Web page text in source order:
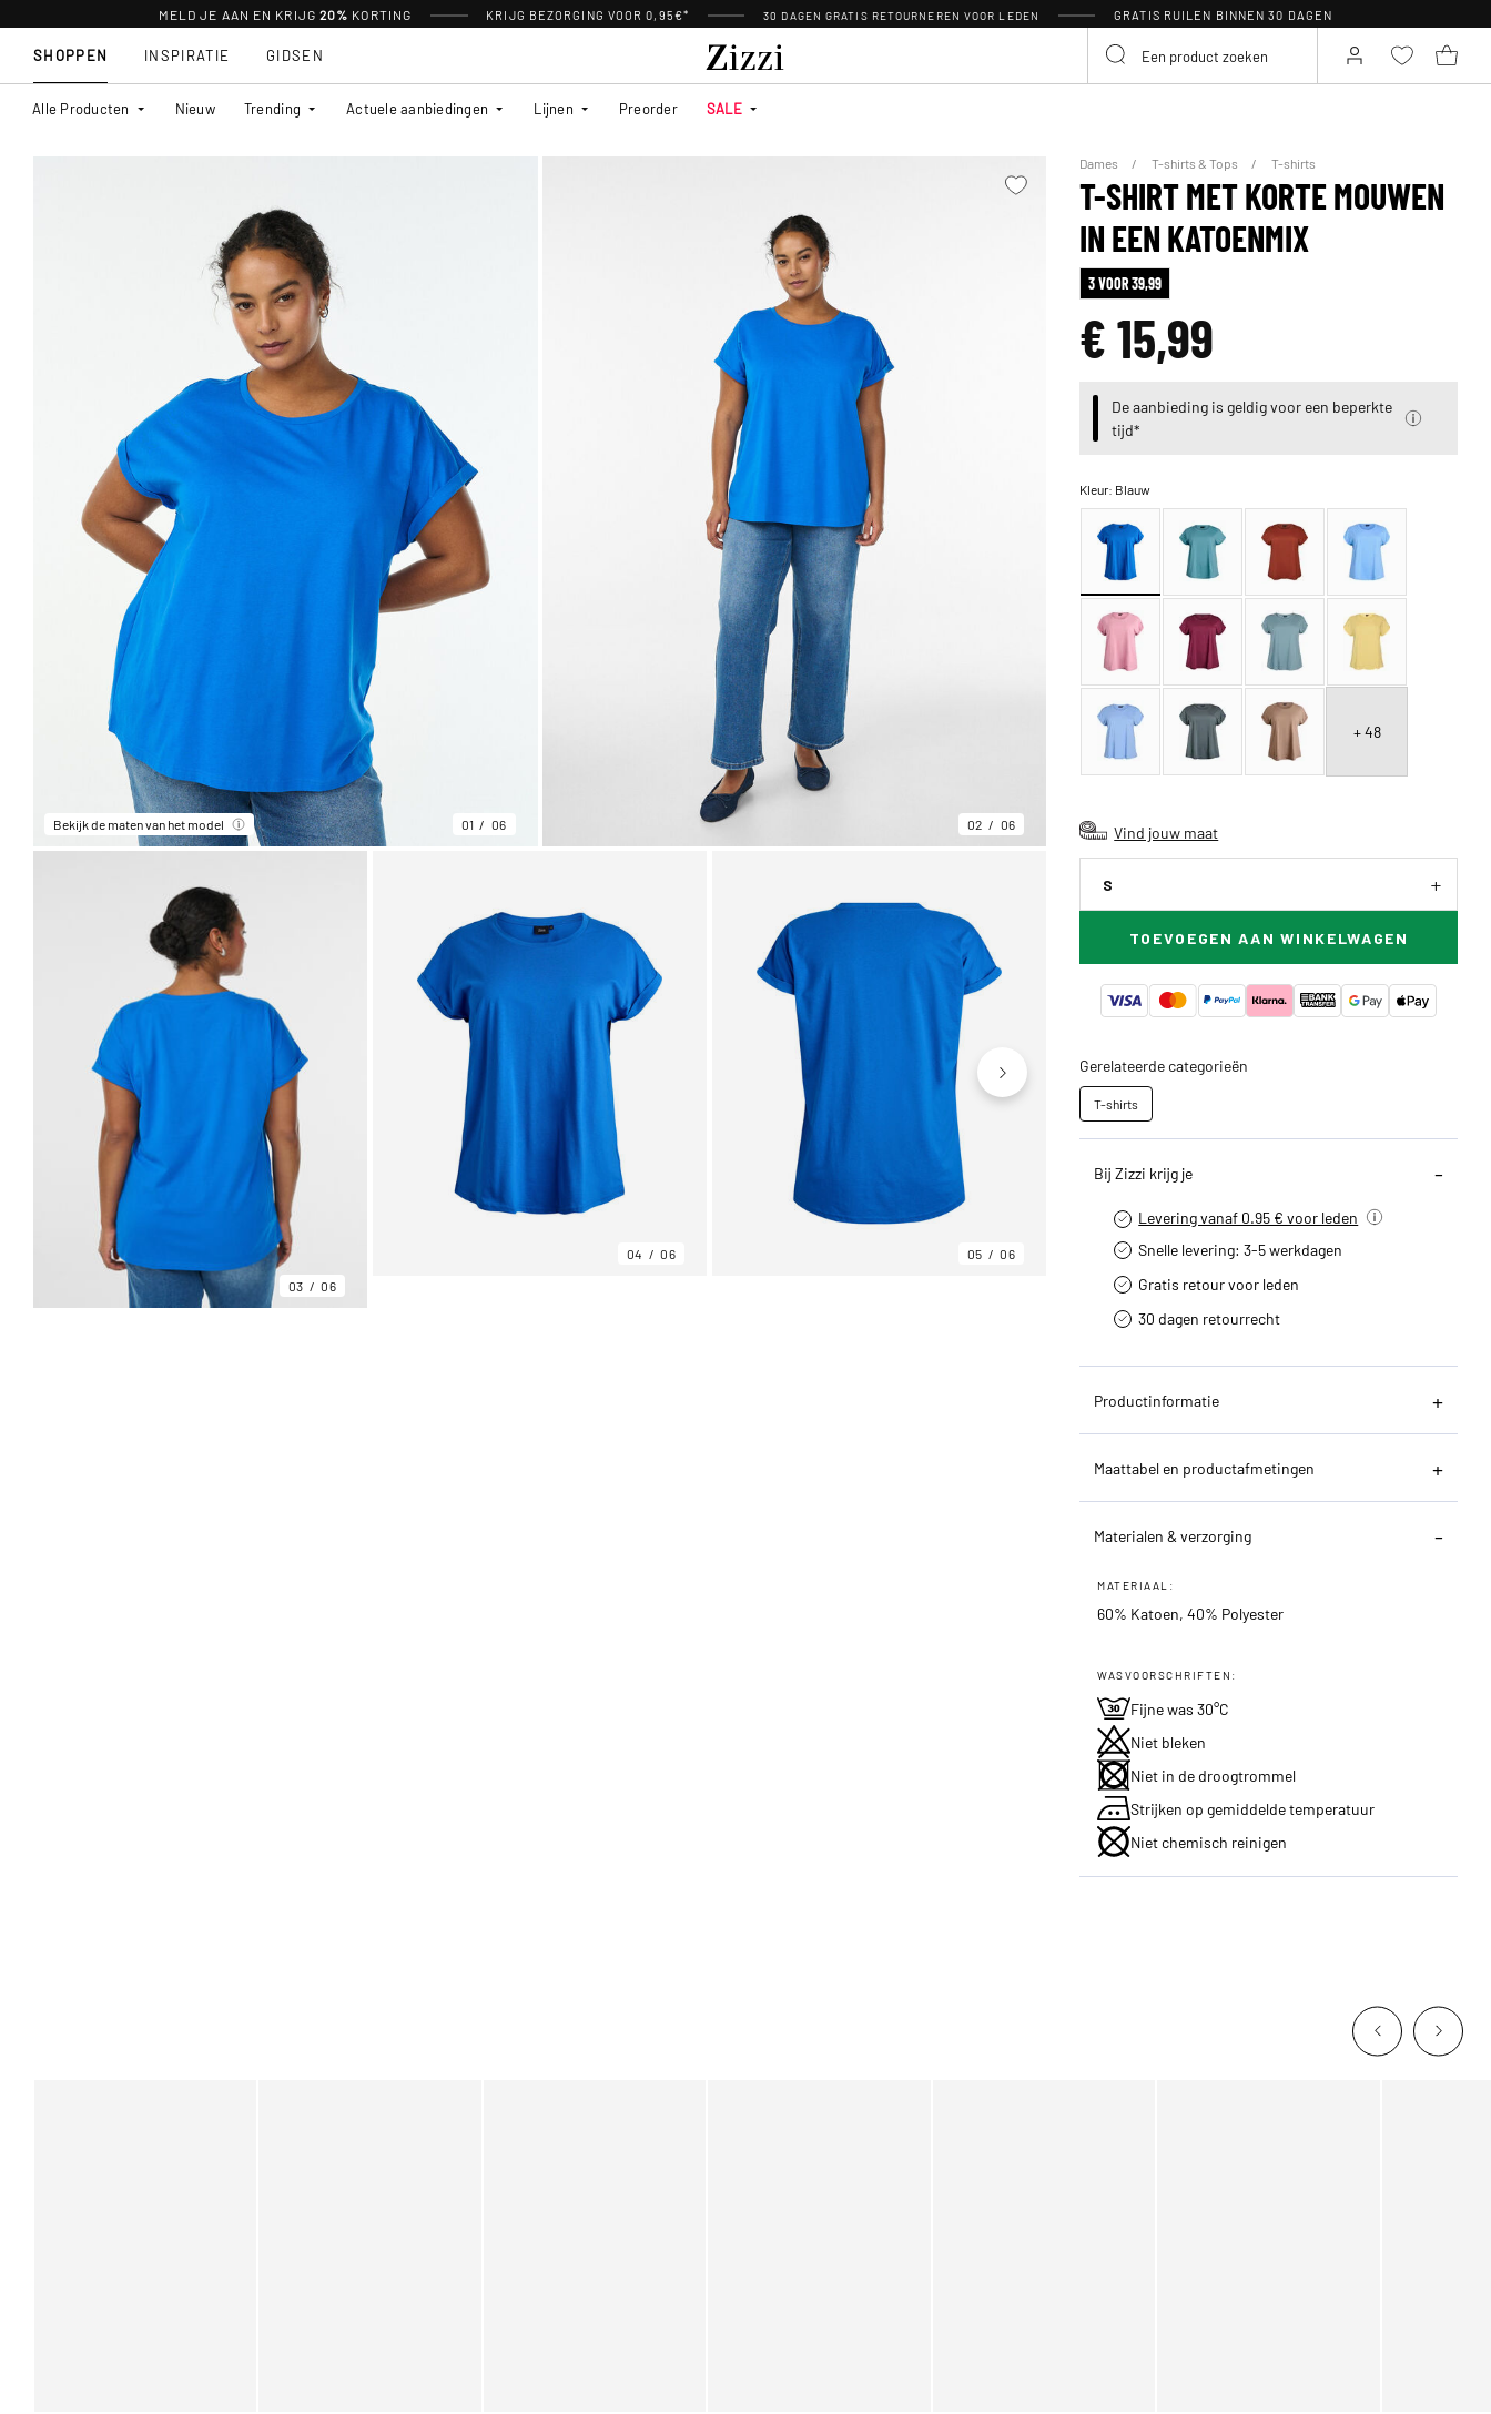
MELD JE AAN EN KRIJG 20% KORTING KRIJG BEZORGING VOOR 0,95€* 30 DAGEN GRATIS RETOURNEREN VOOR LEDEN GRATIS RUILEN BINNEN 30 DAGEN
SHOPPEN
Alle Producten Nieuw Trending Actuele aanbiedingen Lijnen Preorder SALE
INSPIRATIE GIDSEN
Bekijk de maten van het model 01 06 02 06
03 06
04 06 05 06 06 06
Dames T-shirts & Tops T-shirts
T-SHIRT MET KORTE MOUWEN
IN EEN KATOENMIX
3 VOOR 39,99
€ 15,99
De aanbieding is geldig voor een beperkte
tijd*
Kleur: Blauw
+ 48
Vind jouw maat
S
TOEVOEGEN AAN WINKELWAGEN
Gerelateerde categorieën
T-shirts
Bij Zizzi krijg je
Levering vanaf 0.95 € voor leden
Snelle levering: 3-5 werkdagen
Gratis retour voor leden
30 dagen retourrecht­
Productinformatie
Maattabel en productafmetingen
Materialen & verzorging
MATERIAAL:
60% Katoen, 40% Polyester
WASVOORSCHRIFTEN:
Fijne was 30°C
Niet bleken
Niet in de droogtrommel
Strijken op gemiddelde temperatuur
Niet chemisch reinigen